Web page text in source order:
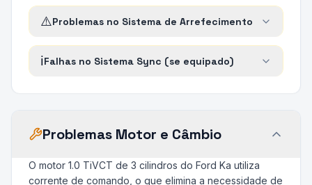
⚠️Problemas no Sistema de Arrefecimento
ℹ️Falhas no Sistema Sync (se equipado)
Problemas Motor e Câmbio
O motor 1.0 TiVCT de 3 cilindros do Ford Ka utiliza
corrente de comando, o que elimina a necessidade de